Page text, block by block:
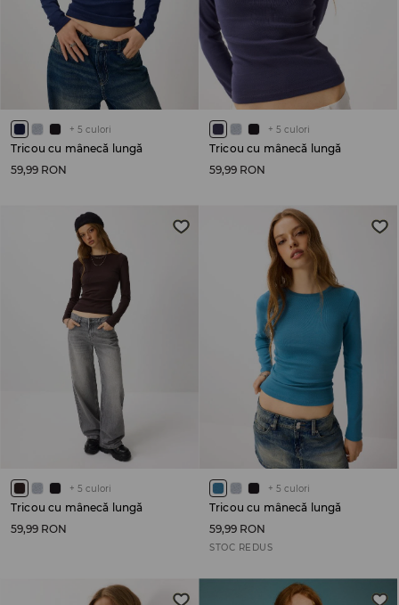
+ 5 culori
Tricou cu mânecă lungă
59,99 RON
+ 5 culori
Tricou cu mânecă lungă
59,99 RON
+ 5 culori
Tricou cu mânecă lungă
59,99 RON
+ 5 culori
Tricou cu mânecă lungă
59,99 RON
STOC REDUS